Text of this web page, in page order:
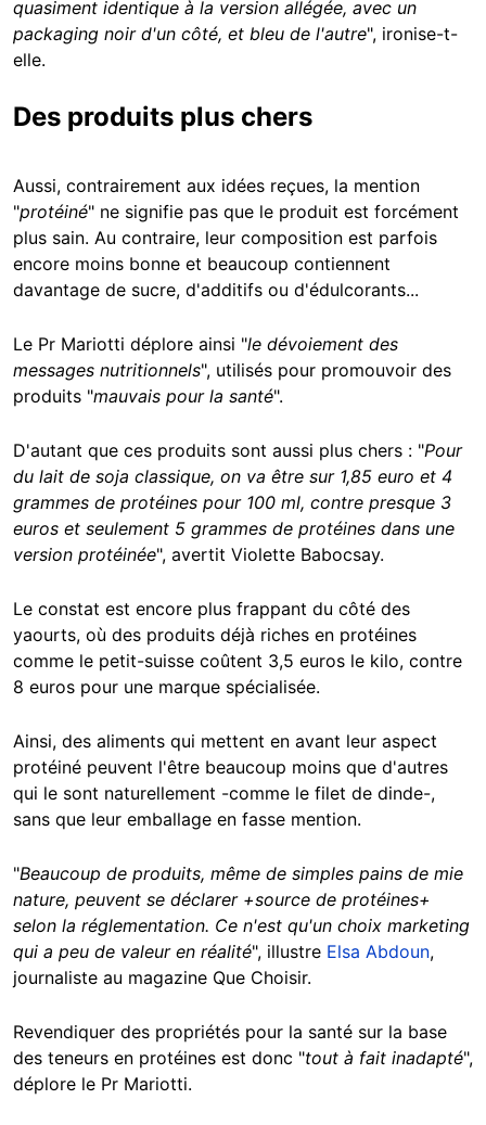
quasiment identique à la version allégée, avec un
packaging noir d'un côté, et bleu de l'autre", ironise-t-
elle.
Des produits plus chers
Aussi, contrairement aux idées reçues, la mention
"protéiné" ne signifie pas que le produit est forcément
plus sain. Au contraire, leur composition est parfois
encore moins bonne et beaucoup contiennent
davantage de sucre, d'additifs ou d'édulcorants...
Le Pr Mariotti déplore ainsi "le dévoiement des
messages nutritionnels", utilisés pour promouvoir des
produits "mauvais pour la santé".
D'autant que ces produits sont aussi plus chers : "Pour
du lait de soja classique, on va être sur 1,85 euro et 4
grammes de protéines pour 100 ml, contre presque 3
euros et seulement 5 grammes de protéines dans une
version protéinée", avertit Violette Babocsay.
Le constat est encore plus frappant du côté des
yaourts, où des produits déjà riches en protéines
comme le petit-suisse coûtent 3,5 euros le kilo, contre
8 euros pour une marque spécialisée.
Ainsi, des aliments qui mettent en avant leur aspect
protéiné peuvent l'être beaucoup moins que d'autres
qui le sont naturellement -comme le filet de dinde-,
sans que leur emballage en fasse mention.
"Beaucoup de produits, même de simples pains de mie
nature, peuvent se déclarer +source de protéines+
selon la réglementation. Ce n'est qu'un choix marketing
qui a peu de valeur en réalité", illustre Elsa Abdoun,
journaliste au magazine Que Choisir.
Revendiquer des propriétés pour la santé sur la base
des teneurs en protéines est donc "tout à fait inadapté",
déplore le Pr Mariotti.